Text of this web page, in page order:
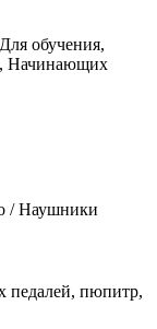
обучения,
Начинающих
/ Наушники
педалей, пюпитр,